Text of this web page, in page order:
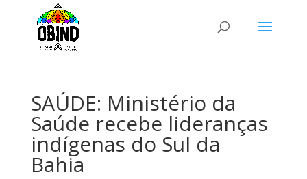
SAÚDE: Ministério da
Saúde recebe lideranças
indígenas do Sul da
Bahia